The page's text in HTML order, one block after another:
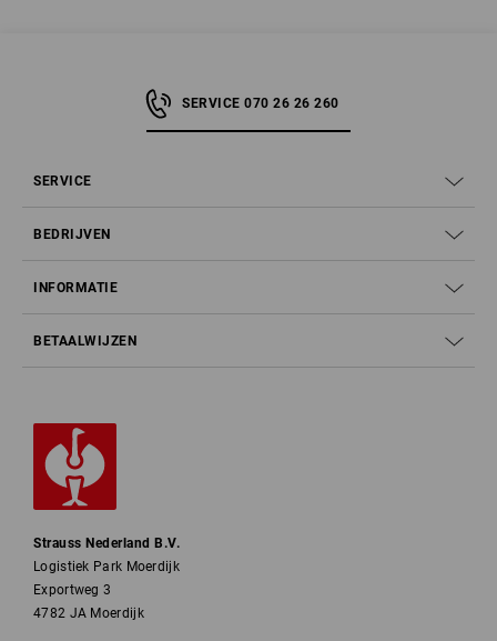
SERVICE 070 26 26 260
SERVICE
BEDRIJVEN
INFORMATIE
BETAALWIJZEN
Strauss Nederland B.V.
Logistiek Park Moerdijk
Exportweg 3
4782 JA Moerdijk